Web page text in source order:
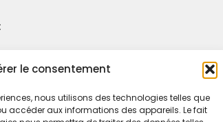
le consentement
nous utilisons des technologies telles que
accéder aux informations des appareils. Le fait
experiencia musical bereber
de campaña y baño privado.